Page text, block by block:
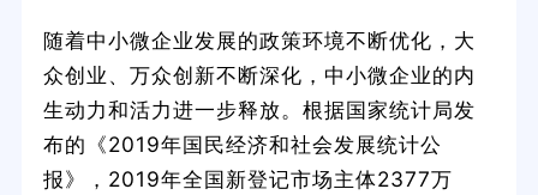
随着中小微企业发展的政策环境不断优化，大
众创业、万众创新不断深化，中小微企业的内
生动力和活力进一步释放。根据国家统计局发
布的《2019年国民经济和社会发展统计公
报》，2019年全国新登记市场主体2377万